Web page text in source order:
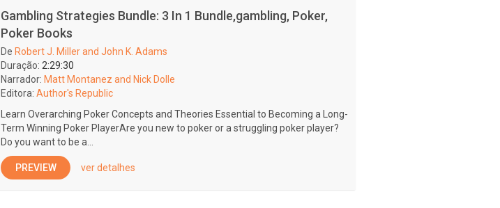
Gambling Strategies Bundle: 3 In 1 Bundle,gambling, Poker,
Poker Books
De Robert J. Miller and John K. Adams
Duração: 2:29:30
Narrador: Matt Montanez and Nick Dolle
Editora: Author's Republic
Learn Overarching Poker Concepts and Theories Essential to Becoming a Long-
Term Winning Poker PlayerAre you new to poker or a struggling poker player?
Do you want to be a...
PREVIEW ver detalhes